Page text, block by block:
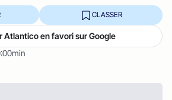
CLASSER
Atlantico en favori sur Google